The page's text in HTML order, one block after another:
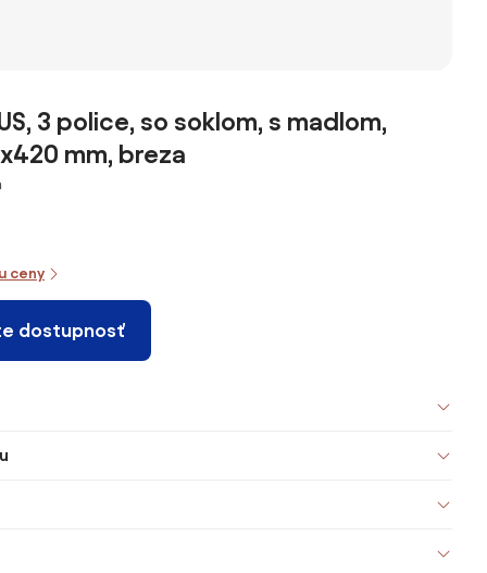
3 police, so soklom, s madlom,
mm, breza
ceny
dostupnosť